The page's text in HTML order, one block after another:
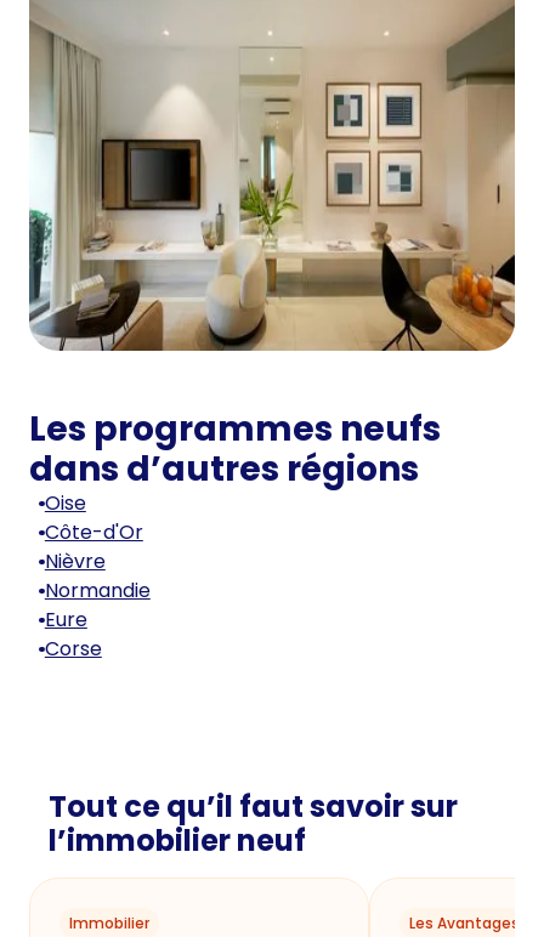
Les programmes neufs
dans d’autres régions
Oise
Côte-d'Or
Nièvre
Normandie
Eure
Corse
Tout ce qu’il faut savoir sur
l’immobilier neuf
Immobilier Les Avantages